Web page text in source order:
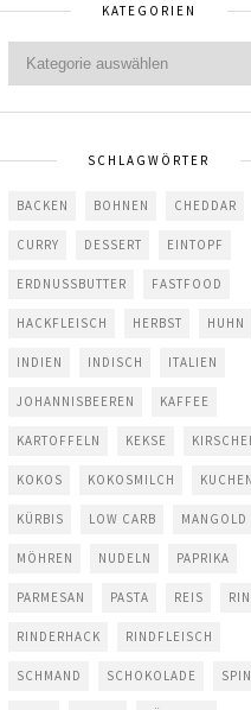
KATEGORIEN
SCHLAGWÖRTER
BACKEN BOHNEN CHEDDAR
CURRY DESSERT EINTOPF
ERDNUSSBUTTER FASTFOOD
HACKFLEISCH HERBST HUHN
INDIEN INDISCH ITALIEN
JOHANNISBEEREN KAFFEE
KARTOFFELN KEKSE
KOKOS KOKOSMILCH KUCHEN
KÜRBIS LOW CARB MANGOLD
MÖHREN NUDELN PAPRIKA
PARMESAN PASTA REIS
RINDERHACK RINDFLEISCH
SCHMAND SCHOKOLADE